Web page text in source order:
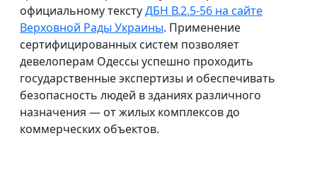
официальному текстуДБН В.2.5-56 на сайте
Верховной Рады Украины. Применение
сертифицированных систем позволяет
девелоперам Одессы успешно проходить
государственные экспертизы и обеспечивать
безопасность людей в зданиях различного
назначения — от жилых комплексов до
коммерческих объектов.